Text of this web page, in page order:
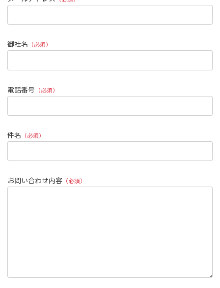
御社名 （必須）
電話番号 （必須）
件名 （必須）
お問い合わせ内容 （必須）